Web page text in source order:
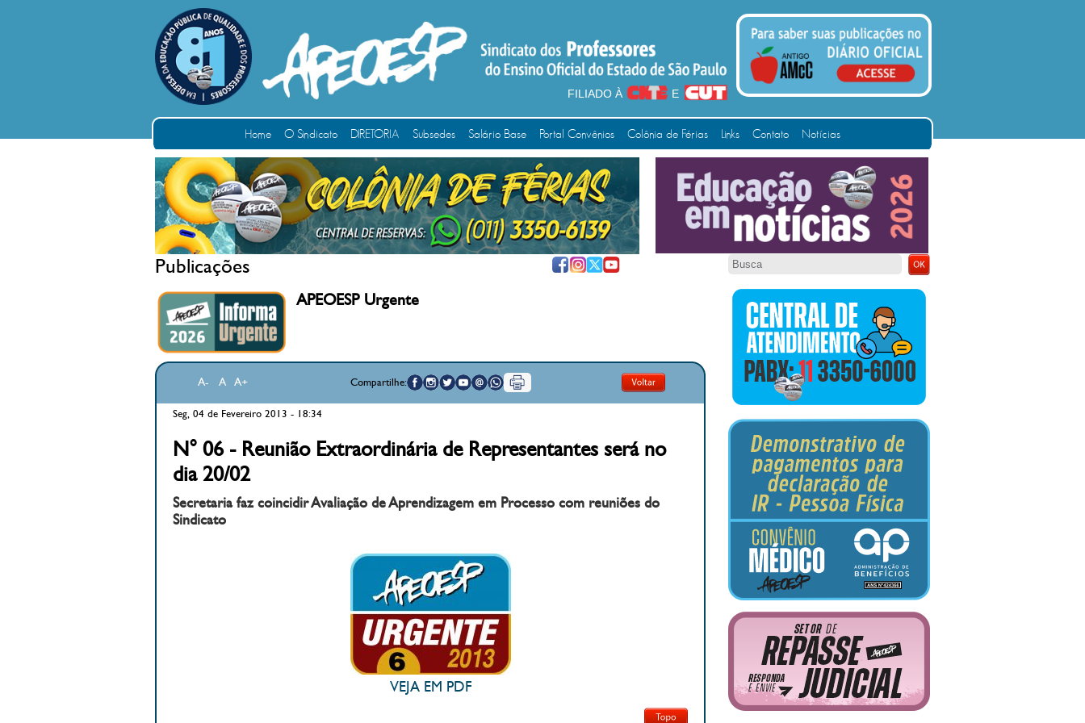
FILIADO À E
Home O Sindicato DIRETORIA Subsedes Salário Base Portal Convênios Colônia de Férias Links Contato Notícias
Publicações
APEOESP Urgente
A- A A+ Compartilhe:
Seg, 04 de Fevereiro 2013 - 18:34
N° 06 - Reunião Extraordinária de Representantes será no
dia 20/02
Secretaria faz coincidir Avaliação de Aprendizagem em Processo com reuniões do
Sindicato
VEJA EM PDF